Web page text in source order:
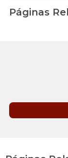
Páginas